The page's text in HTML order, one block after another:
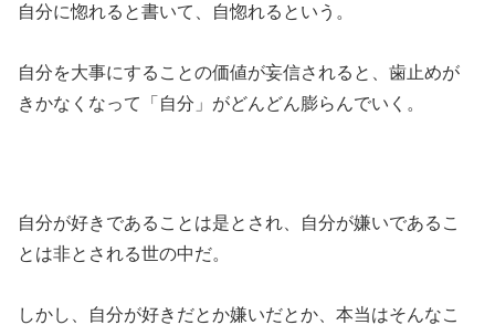
自分に惚れると書いて、自惚れるという。
自分を大事にすることの価値が妄信されると、歯止めが
きかなくなって「自分」がどんどん膨らんでいく。
自分が好きであることは是とされ、自分が嫌いであるこ
とは非とされる世の中だ。
しかし、自分が好きだとか嫌いだとか、本当はそんなこ